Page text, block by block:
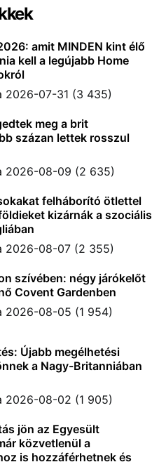
amit MINDEN kint élő
kell a legújabb Home
2026-07-31 (3 435)
meg a brit
százan lettek rosszul
2026-08-09 (2 635)
felháborító ötlettel
kizárnák a szociális
2026-08-07 (2 355)
szívében: négy járókelőt
Covent Gardenben
2026-08-05 (1 954)
Újabb megélhetési
a Nagy-Britanniában
2026-08-02 (1 905)
jön az Egyesült
közvetlenül a
is hozzáférhetnek és